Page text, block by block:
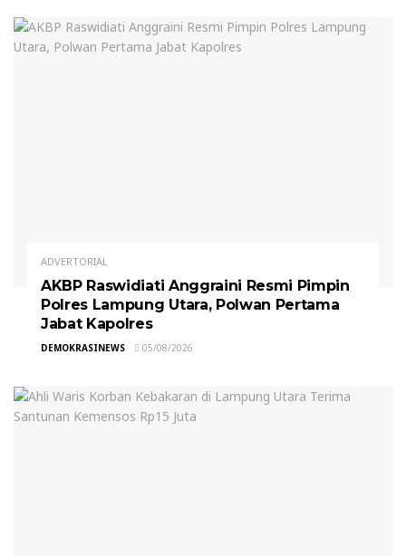
ADVERTORIAL
AKBP Raswidiati Anggraini Resmi Pimpin
Polres Lampung Utara, Polwan Pertama
Jabat Kapolres
DEMOKRASINEWS 05/08/2026